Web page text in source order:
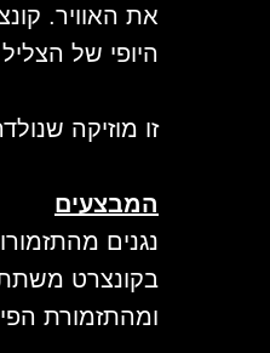
את האוויר.
היופי של
זו מוזיקה
המבצעים
נגנים
בקונצרט
ומהתזמורת